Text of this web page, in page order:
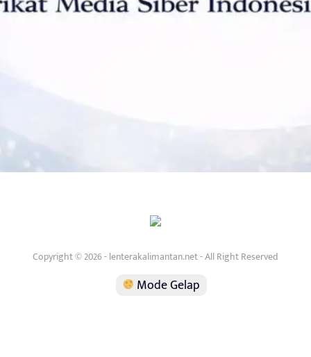
Copyright © 2026 - lenterakalimantan.net - All Right Reserved
Mode Gelap